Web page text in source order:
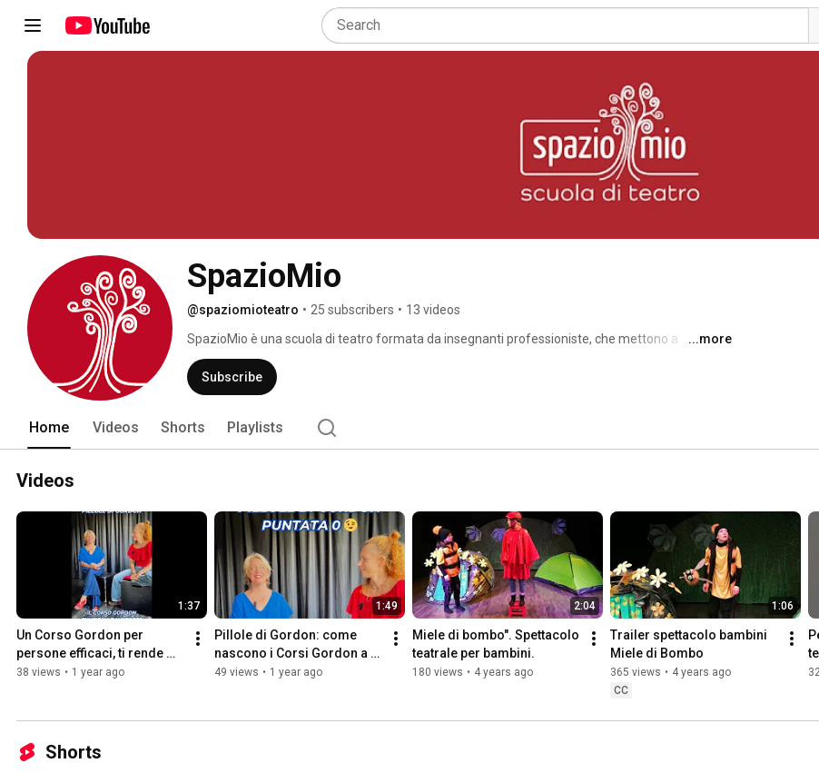
SpazioMio
@spaziomioteatro • 25 subscribers • 13 videos
SpazioMio è una scuola di teatro formata da insegnanti professioniste, che mettono a
disposizione la loro esperienza per far conoscere e approfondire l’arte del teatro. È spazio di
gioco, ascolto, incontro con l’Altro e sperimentazione sempre in un clima accogliente e
familiare.
...more
Subscribe
Home Videos Shorts Playlists
Videos
1:37
Un Corso Gordon per
persone efficaci, ti rende
davvero efficace?
38 views • 1 year ago
1:49
Pillole di Gordon: come
nascono i Corsi Gordon a
SpazioMio Teatro?
49 views • 1 year ago
2:04
Miele di bombo". Spettacolo
teatrale per bambini.
180 views • 4 years ago
1:06
Trailer spettacolo bambini
Miele di Bombo
365 views • 4 years ago
CC
Shorts